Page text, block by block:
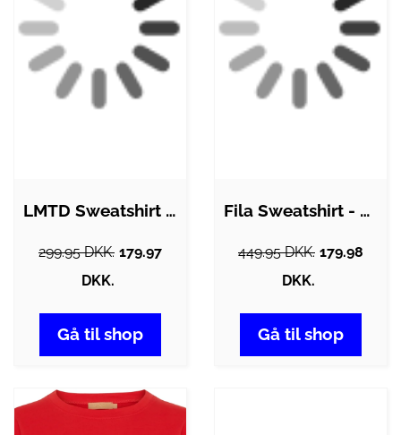
LMTD Sweatshirt - NlnSky - Chinese Red
299.95 DKK. 179.97
DKK.
Gå til shop
Fila Sweatshirt - Classic Pure - Tawny…
449.95 DKK. 179.98
DKK.
Gå til shop